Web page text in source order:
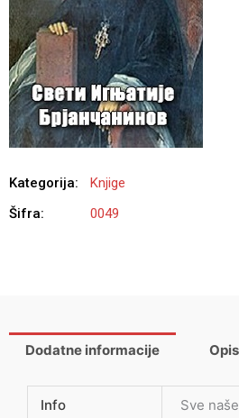
Kategorija:
Knjige
Šifra:
0049
Dodatne informacije Opis
Info Sve